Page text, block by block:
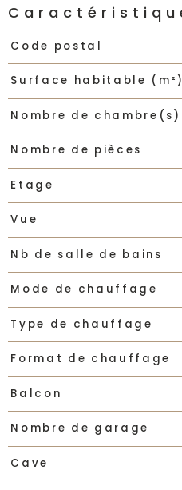
Caractéristiques Valeurs
Code postal
Surface habitable (m²)
Nombre de chambre(s)
Nombre de pièces
Etage
Vue
Nb de salle de bains
Mode de chauffage
Type de chauffage
Format de chauffage
Balcon
Nombre de garage
Cave